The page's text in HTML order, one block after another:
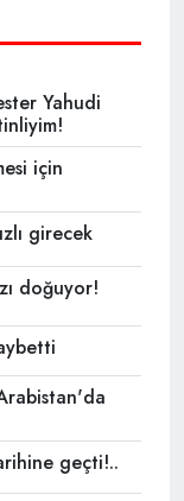
Yahudi
için
girecek
doğuyor!
geçti!..